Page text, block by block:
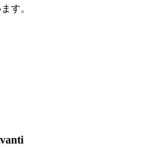
す。